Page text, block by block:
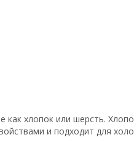
хлопок или шерсть.
и подходит для